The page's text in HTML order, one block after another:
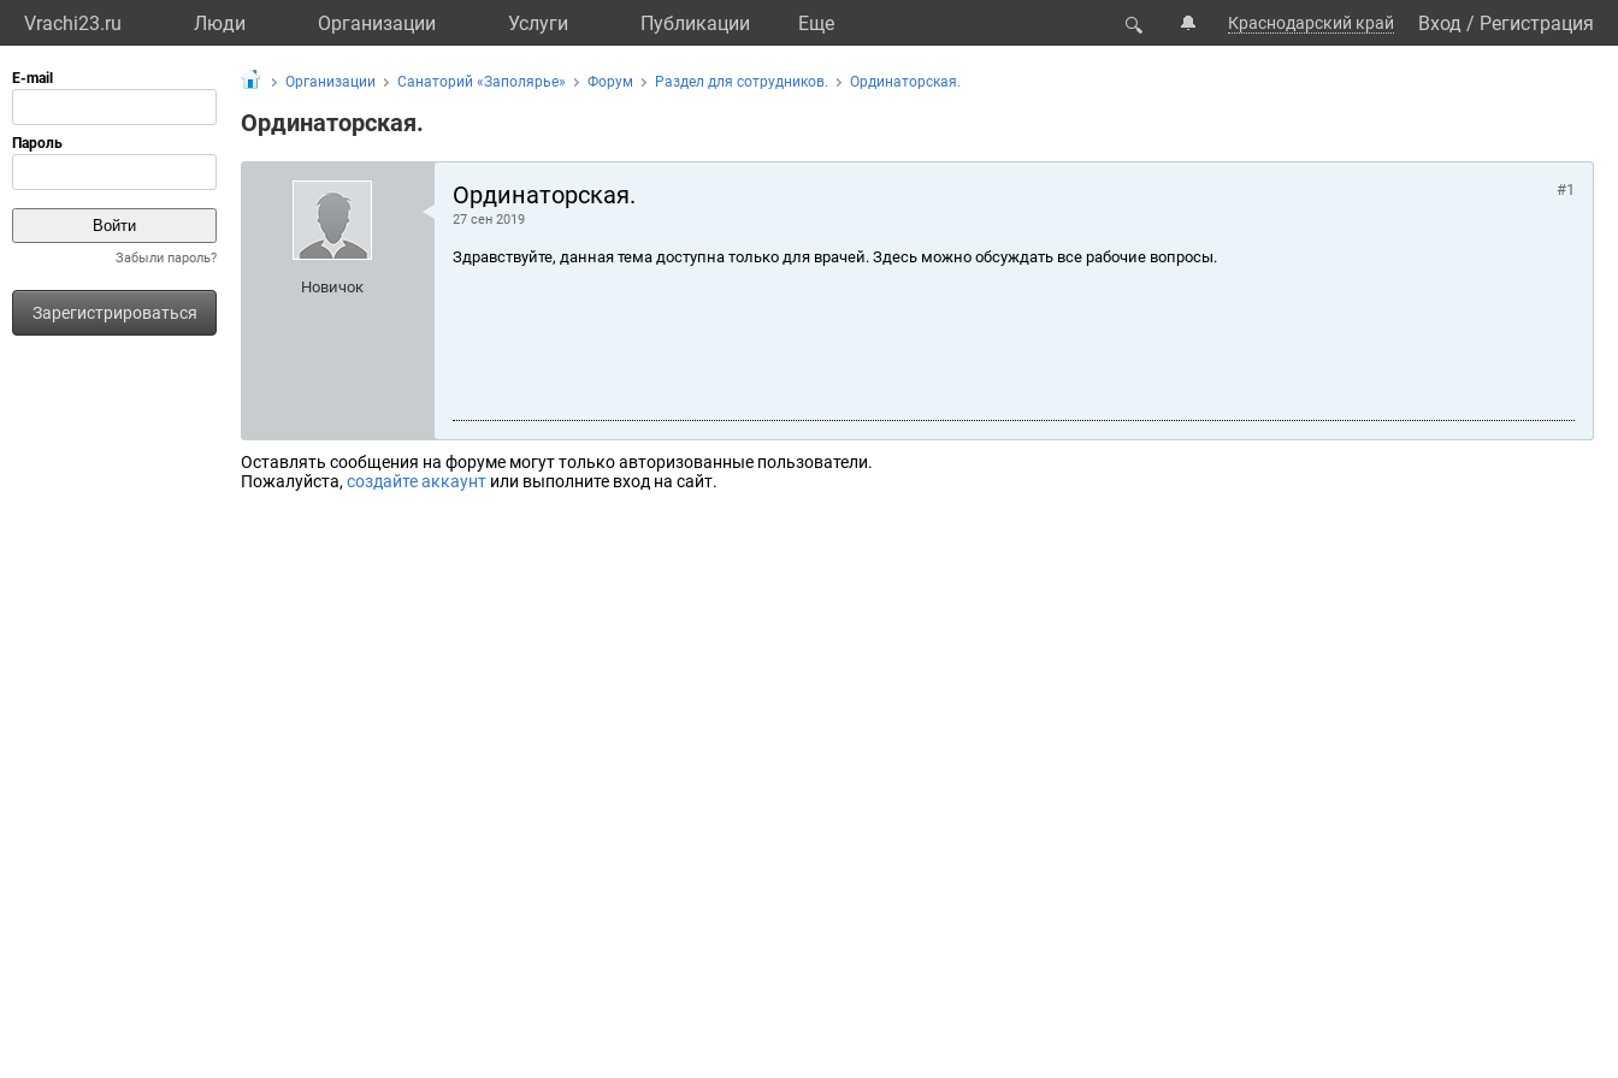
Vrachi23.ru Люди Организации Услуги Публикации Eще 🔍 🔔 Краснодарский край Вход / Регистрация
Забыли пароль?
Зарегистрироваться
Организации Санаторий «Заполярье» Форум Раздел для сотрудников. Ординаторская.
Ординаторская.
Новичок
Ординаторская.
27 сен 2019
#1
Здравствуйте, данная тема доступна только для врачей. Здесь можно обсуждать все рабочие вопросы.
Оставлять сообщения на форуме могут только авторизованные пользователи.
Пожалуйста, создайте аккаунт или выполните вход на сайт.